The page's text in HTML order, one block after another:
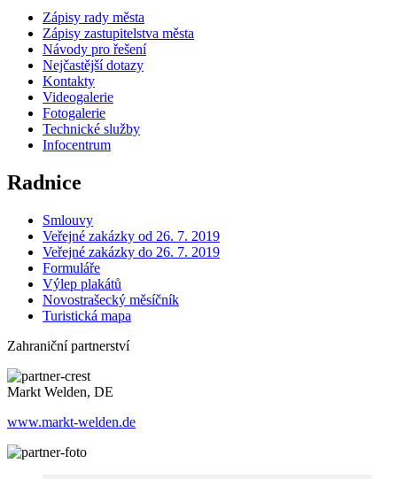
Zápisy rady města
Zápisy zastupitelstva města
Návody pro řešení
Nejčastější dotazy
Kontakty
Videogalerie
Fotogalerie
Technické služby
Infocentrum
Radnice
Smlouvy
Veřejné zakázky od 26. 7. 2019
Veřejné zakázky do 26. 7. 2019
Formuláře
Výlep plakátů
Novostrašecký měsíčník
Turistická mapa
Zahraniční partnerství
Markt Welden, DE
www.markt-welden.de